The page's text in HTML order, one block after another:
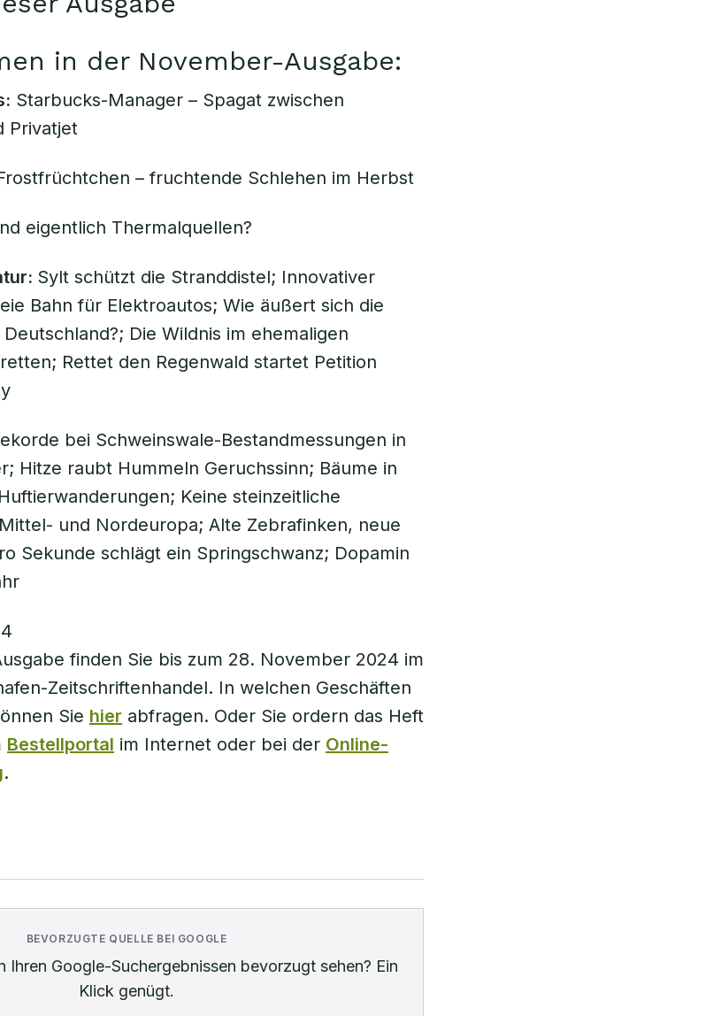
in der November-Ausgabe:
Starbucks-Manager – Spagat zwischen
Privatjet
– fruchtende Schlehen im Herbst
eigentlich Thermalquellen?
Sylt schützt die Stranddistel; Innovativer
Bahn für Elektroautos; Wie äußert sich die
Die Wildnis im ehemaligen
Rettet den Regenwald startet Petition
bei Schweinswale-Bestandmessungen in
Hitze raubt Hummeln Geruchssinn; Bäume in
Keine steinzeitliche
und Nordeuropa; Alte Zebrafinken, neue
Sekunde schlägt ein Springschwanz; Dopamin
finden Sie bis zum 28. November 2024 im
Zeitschriftenhandel. In welchen Geschäften
Sie hier abfragen. Oder Sie ordern das Heft
Bestellportal im Internet oder bei der Online-
.
BEVORZUGTE QUELLE BEI GOOGLE
Ihren Google-Suchergebnissen bevorzugt sehen? Ein
Klick genügt.